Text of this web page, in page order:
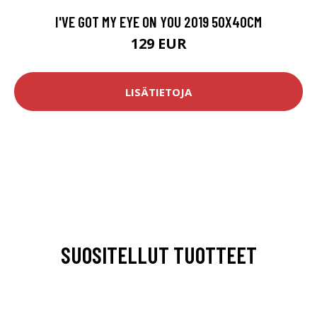
I'VE GOT MY EYE ON YOU 2019 50X40CM
129 EUR
LISÄTIETOJA
SUOSITELLUT TUOTTEET